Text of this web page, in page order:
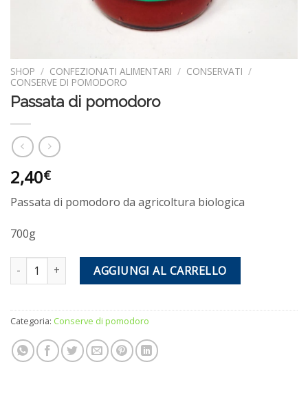
SHOP / CONFEZIONATI ALIMENTARI / CONSERVATI /
CONSERVE DI POMODORO
Passata di pomodoro
2,40€
Passata di pomodoro da agricoltura biologica
700g
Passata di pomodoro quantitàAGGIUNGI AL CARRELLO
Categoria: Conserve di pomodoro